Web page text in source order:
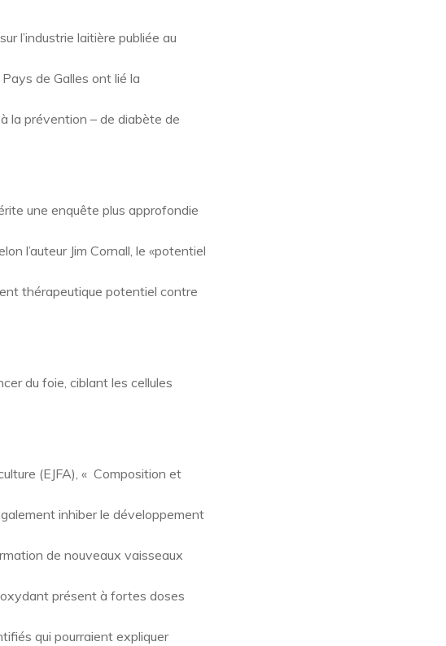
l’industrie laitière publiée au
de Galles ont lié la
la prévention – de diabète de
une enquête plus approfondie
l’auteur Jim Cornall, le «potentiel
thérapeutique potentiel contre
du foie, ciblant les cellules
(EJFA), « Composition et
inhiber le développement
de nouveaux vaisseaux
présent à fortes doses
qui pourraient expliquer